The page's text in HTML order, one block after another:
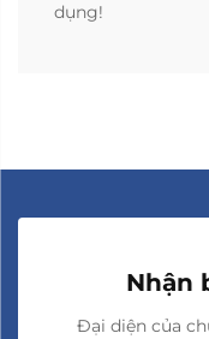
dụng!
Nhận
Đại diện của